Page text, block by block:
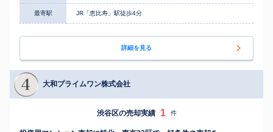
最寄駅 JR「恵比寿」駅徒歩4分
詳細を見る
大和プライムワン株式会社
渋谷区の売却実績 1 件